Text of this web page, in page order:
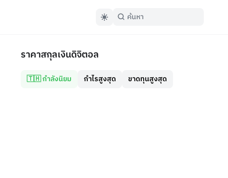
ราคาสกุลเงินดิจิตอล
🇹🇭 กำลังนิยม กำไรสูงสุด ขาดทุนสูงสุด